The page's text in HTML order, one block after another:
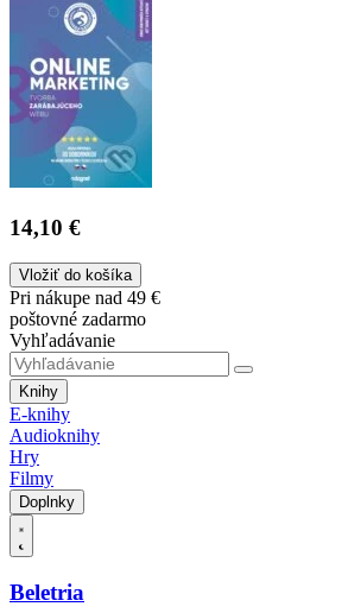
14,10 €
Vložiť do košíka
Pri nákupe nad 49 €
poštovné zadarmo
Vyhľadávanie
Knihy
E-knihy
Audioknihy
Hry
Filmy
Doplnky
Beletria